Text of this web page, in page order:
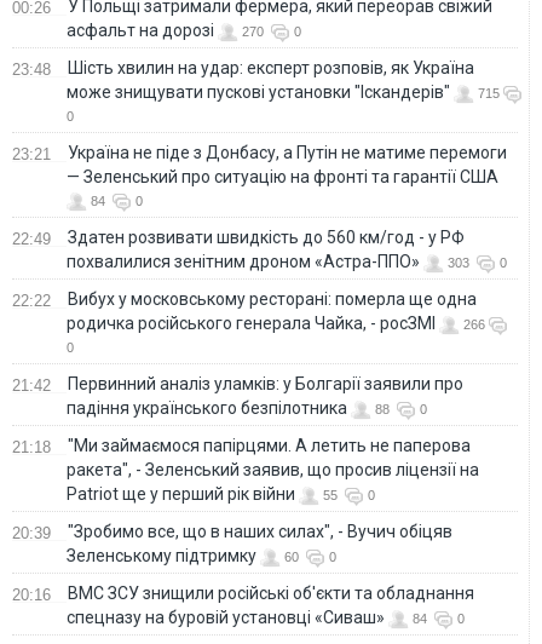
00:26
У Польщі затримали фермера, який переорав свіжий
асфальт на дорозі
270 0
23:48
Шість хвилин на удар: експерт розповів, як Україна
може знищувати пускові установки "Іскандерів"
715
0
23:21
Україна не піде з Донбасу, а Путін не матиме перемоги
— Зеленський про ситуацію на фронті та гарантії США
84 0
22:49
Здатен розвивати швидкість до 560 км/год - у РФ
похвалилися зенітним дроном «Астра-ППО»
303 0
22:22
Вибух у московському ресторані: померла ще одна
родичка російського генерала Чайка, - росЗМІ
266
0
21:42
Первинний аналіз уламків: у Болгарії заявили про
падіння українського безпілотника
88 0
21:18
"Ми займаємося папірцями. А летить не паперова
ракета", - Зеленський заявив, що просив ліцензії на
Patriot ще у перший рік війни
55 0
20:39
"Зробимо все, що в наших силах", - Вучич обіцяв
Зеленському підтримку
60 0
20:16
ВМС ЗСУ знищили російські об'єкти та обладнання
спецназу на буровій установці «Сиваш»
84 0